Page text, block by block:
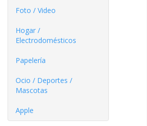
Foto / Video
Hogar /
Electrodomésticos
Papelería
Ocio / Deportes /
Mascotas
Apple